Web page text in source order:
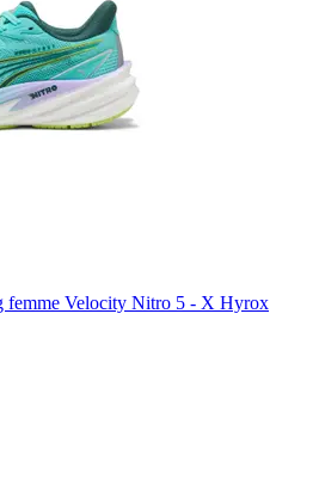
femme Velocity Nitro 5 - X Hyrox